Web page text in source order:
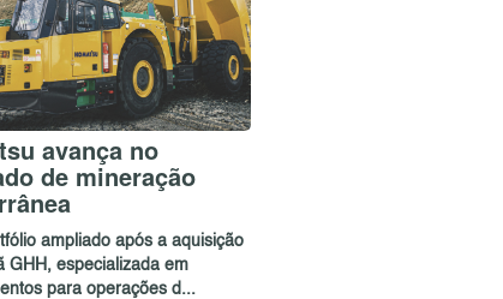
avança no
de mineração
ampliado após a aquisição
GHH, especializada em
para operações d...